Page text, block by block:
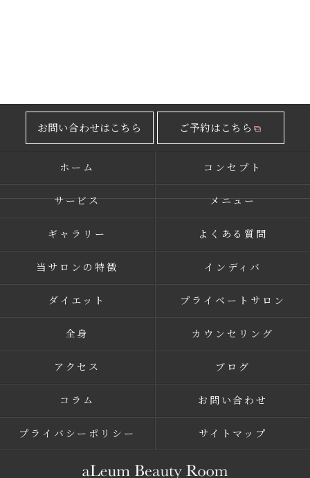
お問い合わせはこちら ご予約はこちら
ホーム コンセプト
サービス メニュー
ギャラリー よくある質問
当サロンの特徴 インディバ
ダイエット プライベートサロン
全身 カウンセリング
アクセス ブログ
コラム お問い合わせ
プライバシーポリシー サイトマップ